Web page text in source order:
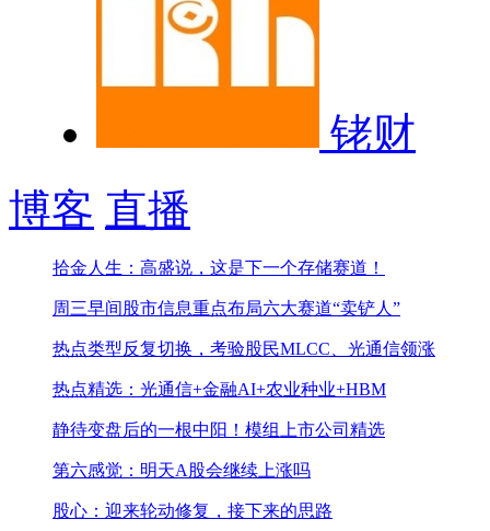
铑财
博客 直播
拾金人生：高盛说，这是下一个存储赛道！
周三早间股市信息重点布局六大赛道“卖铲人”
热点类型反复切换，考验股民MLCC、光通信领涨
热点精选：光通信+金融AI+农业种业+HBM
静待变盘后的一根中阳！ 模组上市公司精选
第六感觉：明天A股会继续上涨吗
股心：迎来轮动修复，接下来的思路